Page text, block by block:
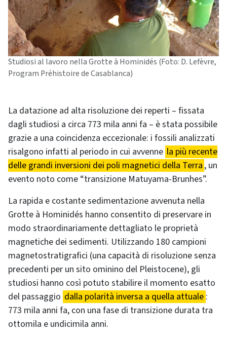
Studiosi al lavoro nella Grotte à Hominidés (Foto: D. Lefèvre,
Program Préhistoire de Casablanca)
La datazione ad alta risoluzione dei reperti – fissata
dagli studiosi a circa 773 mila anni fa – è stata possibile
grazie a una coincidenza eccezionale: i fossili analizzati
risalgono infatti al periodo in cui avvenne la più recente
delle grandi inversioni dei poli magnetici della Terra , un
evento noto come “transizione Matuyama-Brunhes”.
La rapida e costante sedimentazione avvenuta nella
Grotte à Hominidés hanno consentito di preservare in
modo straordinariamente dettagliato le proprietà
magnetiche dei sedimenti. Utilizzando 180 campioni
magnetostratigrafici (una capacità di risoluzione senza
precedenti per un sito ominino del Pleistocene), gli
studiosi hanno così potuto stabilire il momento esatto
del passaggio dalla polarità inversa a quella attuale :
773 mila anni fa, con una fase di transizione durata tra
ottomila e undicimila anni.